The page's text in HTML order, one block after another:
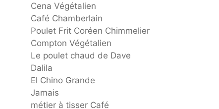
Cena Végétalien
Café Chamberlain
Poulet Frit Coréen Chimmelier
Compton Végétalien
Le poulet chaud de Dave
Dalila
El Chino Grande
Jamais
métier à tisser Café